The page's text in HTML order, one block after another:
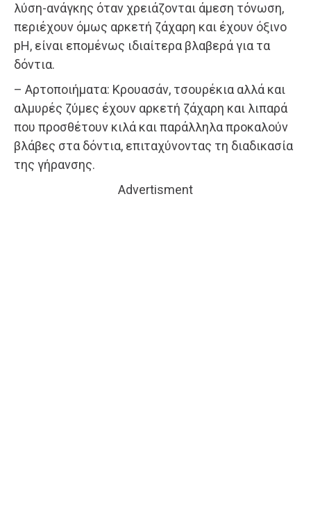
λύση-ανάγκης όταν χρειάζονται άμεση τόνωση,
περιέχουν όμως αρκετή ζάχαρη και έχουν όξινο
pH, είναι επομένως ιδιαίτερα βλαβερά για τα
δόντια.
– Αρτοποιήματα: Κρουασάν, τσουρέκια αλλά και
αλμυρές ζύμες έχουν αρκετή ζάχαρη και λιπαρά
που προσθέτουν κιλά και παράλληλα προκαλούν
βλάβες στα δόντια, επιταχύνοντας τη διαδικασία
της γήρανσης.
Advertisment